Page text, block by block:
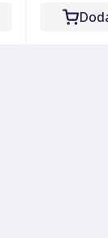
IPTV -